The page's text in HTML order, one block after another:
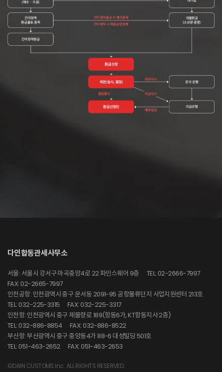
다인합동관세사무소
서울: 서울시 강서구 마곡중앙4로 22 파인스퀘어 9층
TEL: 02-2666-7997
FAX: 02-2665-7997
인천공항: 인천광역시 중구 운서동 2091-95 공항물류단지 사업지원센터 213호
TEL: 032-225-3315
FAX: 032-225-3317
인천항: 인천광역시 중구 제물량로 189(항동6가, KT항동지사 2층)
TEL: 032-886-8854
FAX: 032-886-8522
부산항: 부산광역시 중구 중앙동4가 88-6 대성빌딩 501호
TEL: 051-463-2652
FAX: 051-463-2653
©DAIN CUSTOMS Inc. ALL RIGHTS RESERVED.